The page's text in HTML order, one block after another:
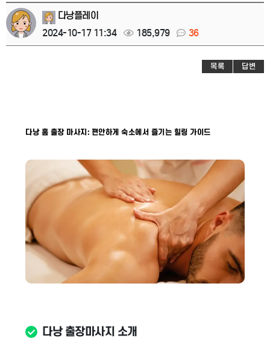
다낭플레이
2024-10-17 11:34
185,979 36
목록 답변
다낭 홈 출장 마사지: 편안하게 숙소에서 즐기는 힐링 가이드
다낭 출장마사지 소개